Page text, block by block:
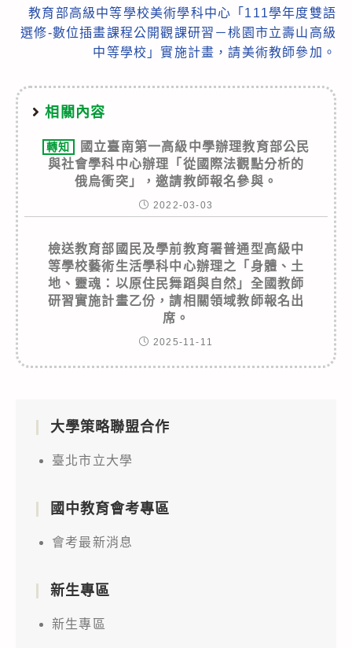
教育部高級中等學校美術學科中心「111學年度雙語
選修-數位插畫課程公開觀課研習－桃園市立壽山高級
中等學校」實施計畫，請美術教師參加。
相關內容
轉知
國立臺南第一高級中學辦理教育部公民
與社會學科中心辦理「從國際法觀點分析的
俄烏衝突」，邀請教師報名參與。
2022-03-03
檢送教育部國民及學前教育署普通型高級中
等學校藝術生活學科中心辦理之「身體、土
地、靈魂：以原住民舞蹈與自然」全國教師
研習實施計畫乙份，請相關領域教師報名出
席。
2025-11-11
大學策略聯盟合作
臺北市立大學
國中教育會考專區
會考最新消息
新生專區
新生專區